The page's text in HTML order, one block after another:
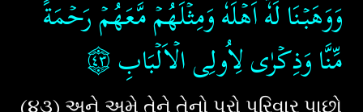
وَوَهَبۡنَا لَهٗۤ اَهۡلَهٗ وَمِثۡلَهُمۡ مَّعَهُمۡ رَحۡمَةً
مِّنَّا وَذِكۡرٰى لِاُولِى الۡاَلۡبَابِ۝٤٣